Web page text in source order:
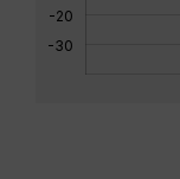
-20
-30